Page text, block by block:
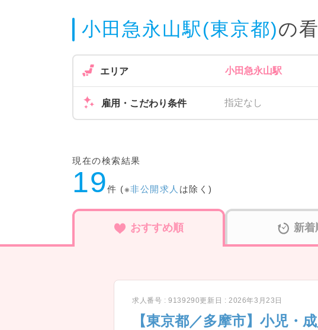
小田急永山駅(東京都)の
エリア 小田急永山駅
雇用・こだわり条件 指定なし
現在の検索結果
19件 (※非公開求人 は除く)
おすすめ順 新着
求人番号 : 9139290更新日 : 2026年3月23日
【東京都／多摩市】小児・